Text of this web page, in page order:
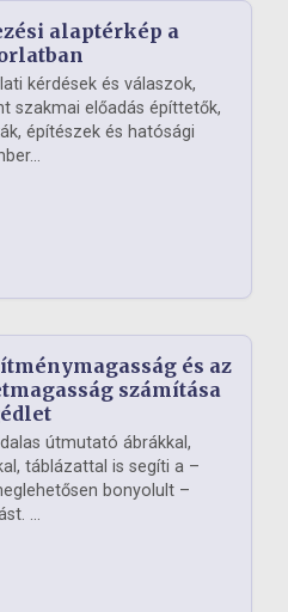
alaptérkép a
kérdések és válaszok,
szakmai előadás építtetők,
építészek és hatósági
és az
számítása
útmutató ábrákkal,
táblázattal is segíti a –
bonyolult –
...